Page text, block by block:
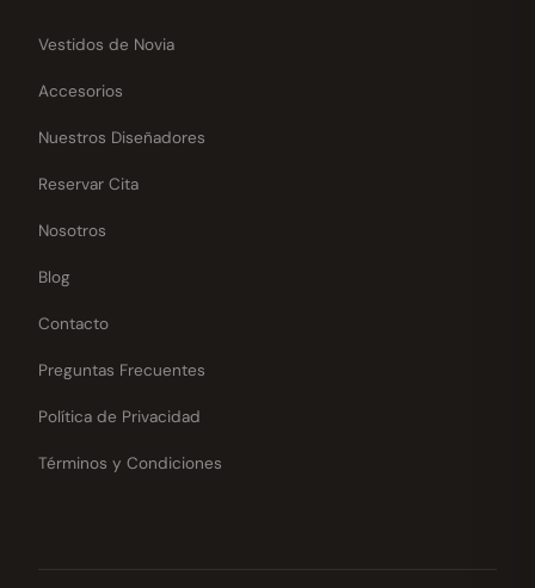
Vestidos de Novia
Accesorios
Nuestros Diseñadores
Reservar Cita
Nosotros
Blog
Contacto
Preguntas Frecuentes
Política de Privacidad
Términos y Condiciones